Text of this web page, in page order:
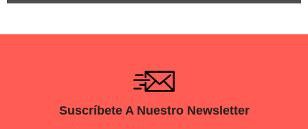
Suscríbete A Nuestro Newsletter